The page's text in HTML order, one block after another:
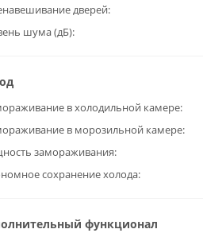
дверей
шума (дБ)
в холодильной камере
в морозильной камере
замораживания
сохранение холода
функционал